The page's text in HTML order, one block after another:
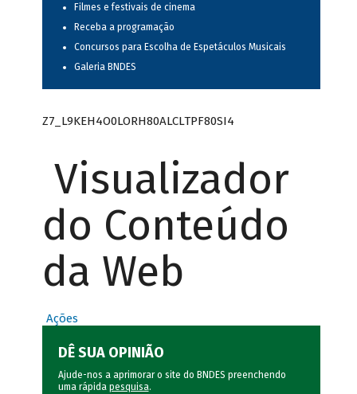
Filmes e festivais de cinema
Receba a programação
Concursos para Escolha de Espetáculos Musicais
Galeria BNDES
Z7_L9KEH4O0LORH80ALCLTPF80SI4
Visualizador
do Conteúdo
da Web
Ações
DÊ SUA OPINIÃO
Ajude-nos a aprimorar o site do BNDES preenchendo
uma rápida pesquisa.